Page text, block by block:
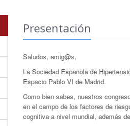
Presentación
Saludos, amig@s,
La Sociedad Española de
Espacio Pablo VI de Madrid.
Como bien sabes, nuestros
en el campo de los factores de
cognitiva a nivel mundial, además